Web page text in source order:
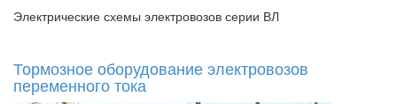
Электрические схемы электровозов серии ВЛ
Тормозное оборудование электровозов
переменного тока